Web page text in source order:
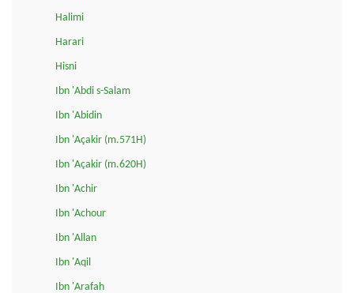
Halimi
Harari
Hisni
Ibn 'Abdi s-Salam
Ibn 'Abidin
Ibn 'Açakir (m.571H)
Ibn 'Açakir (m.620H)
Ibn 'Achir
Ibn 'Achour
Ibn 'Allan
Ibn 'Aqil
Ibn 'Arafah